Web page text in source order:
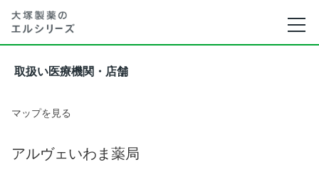
取扱い医療機関・店舗
マップを見る
アルヴェいわま薬局